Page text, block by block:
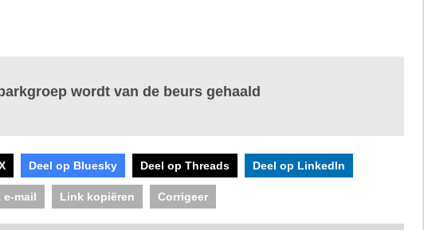
wordt van de beurs gehaald
Deel op Bluesky Deel op Threads Deel op LinkedIn
e-mail Link kopiëren Corrigeer